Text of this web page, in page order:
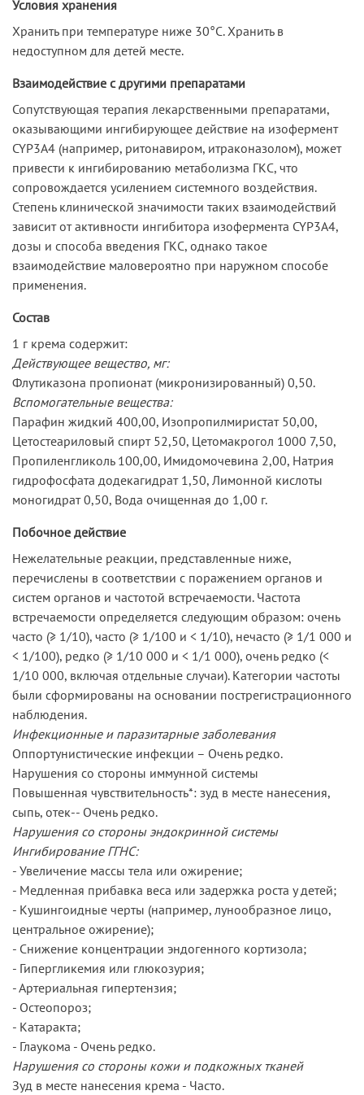
Условия хранения
Хранить при температуре ниже 30°С. Хранить в
недоступном для детей месте.
Взаимодействие с другими препаратами
Сопутствующая терапия лекарственными препаратами,
оказывающими ингибирующее действие на изофермент
CYP3А4 (например, ритонавиром, итраконазолом), может
привести к ингибированию метаболизма ГКС, что
сопровождается усилением системного воздействия.
Степень клинической значимости таких взаимодействий
зависит от активности ингибитора изофермента CYP3A4,
дозы и способа введения ГКС, однако такое
взаимодействие маловероятно при наружном способе
применения.
Состав
1 г крема содержит:
Действующее вещество, мг:
Флутиказона пропионат (микронизированный) 0,50.
Вспомогательные вещества:
Парафин жидкий 400,00, Изопропилмиристат 50,00,
Цетостеариловый спирт 52,50, Цетомакрогол 1000 7,50,
Пропиленгликоль 100,00, Имидомочевина 2,00, Натрия
гидрофосфата додекагидрат 1,50, Лимонной кислоты
моногидрат 0,50, Вода очищенная до 1,00 г.
Побочное действие
Нежелательные реакции, представленные ниже,
перечислены в соответствии с поражением органов и
систем органов и частотой встречаемости. Частота
встречаемости определяется следующим образом: очень
часто (≥ 1/10), часто (≥ 1/100 и < 1/10), нечасто (≥ 1/1 000 и
< 1/100), редко (≥ 1/10 000 и < 1/1 000), очень редко (<
1/10 000, включая отдельные случаи). Категории частоты
были сформированы на основании пострегистрационного
наблюдения.
Инфекционные и паразитарные заболевания
Оппортунистические инфекции – Очень редко.
Нарушения со стороны иммунной системы
Повышенная чувствительность*: зуд в месте нанесения,
сыпь, отек-- Очень редко.
Нарушения со стороны эндокринной системы
Ингибирование ГГНС:
- Увеличение массы тела или ожирение;
- Медленная прибавка веса или задержка роста у детей;
- Кушингоидные черты (например, лунообразное лицо,
центральное ожирение);
- Снижение концентрации эндогенного кортизола;
- Гипергликемия или глюкозурия;
- Артериальная гипертензия;
- Остеопороз;
- Катаракта;
- Глаукома - Очень редко.
Нарушения со стороны кожи и подкожных тканей
Зуд в месте нанесения крема - Часто.